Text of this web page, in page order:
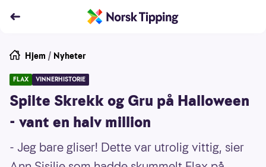
Hjem / Nyheter
FLAX VINNERHISTORIE
Spilte Skrekk og Gru på Halloween
- vant en halv million
- Jeg bare gliser! Dette var utrolig vittig, sier